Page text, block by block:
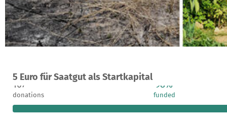
5 Euro für Saatgut als Startkapital
A project in Jinack Island, Gambia
107
donations
98%
funded